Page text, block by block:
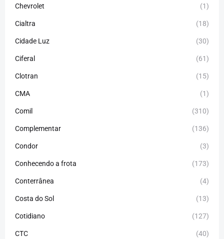
Chevrolet (1)
Cialtra (18)
Cidade Luz (30)
Ciferal (61)
Clotran (15)
CMA (1)
Comil (310)
Complementar (136)
Condor (3)
Conhecendo a frota (173)
Conterrânea (4)
Costa do Sol (13)
Cotidiano (127)
CTC (40)